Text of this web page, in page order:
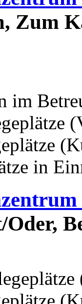
Zum
im
in
Oder,